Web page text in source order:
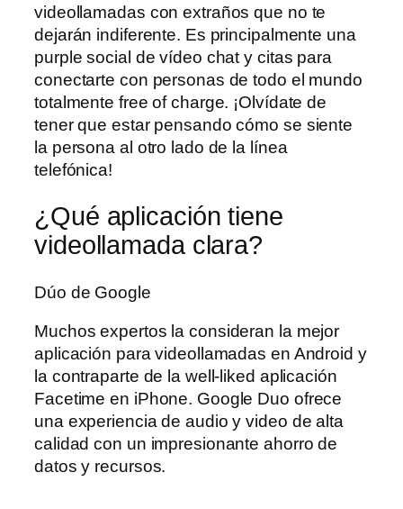
videollamadas con extraños que no te
dejarán indiferente. Es principalmente una
purple social de vídeo chat y citas para
conectarte con personas de todo el mundo
totalmente free of charge. ¡Olvídate de
tener que estar pensando cómo se siente
la persona al otro lado de la línea
telefónica!
¿Qué aplicación tiene
videollamada clara?
Dúo de Google
Muchos expertos la consideran la mejor
aplicación para videollamadas en Android y
la contraparte de la well-liked aplicación
Facetime en iPhone. Google Duo ofrece
una experiencia de audio y video de alta
calidad con un impresionante ahorro de
datos y recursos.